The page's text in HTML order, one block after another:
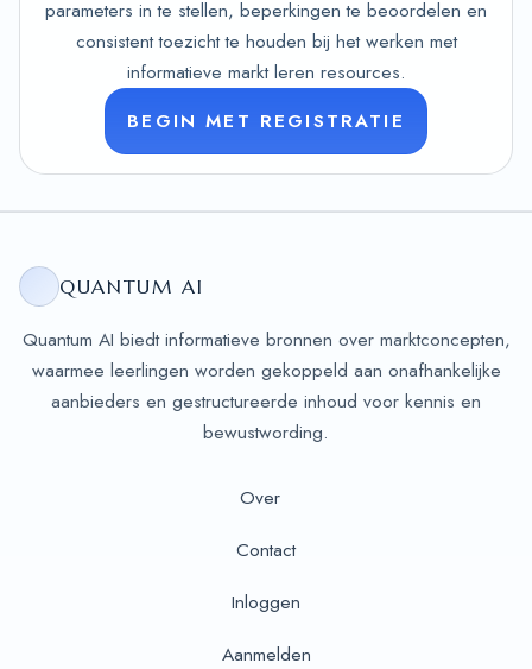
parameters in te stellen, beperkingen te beoordelen en
consistent toezicht te houden bij het werken met
informatieve markt leren resources.
BEGIN MET REGISTRATIE
QUANTUM AI
Quantum AI biedt informatieve bronnen over marktconcepten,
waarmee leerlingen worden gekoppeld aan onafhankelijke
aanbieders en gestructureerde inhoud voor kennis en
bewustwording.
Over
Contact
Inloggen
Aanmelden